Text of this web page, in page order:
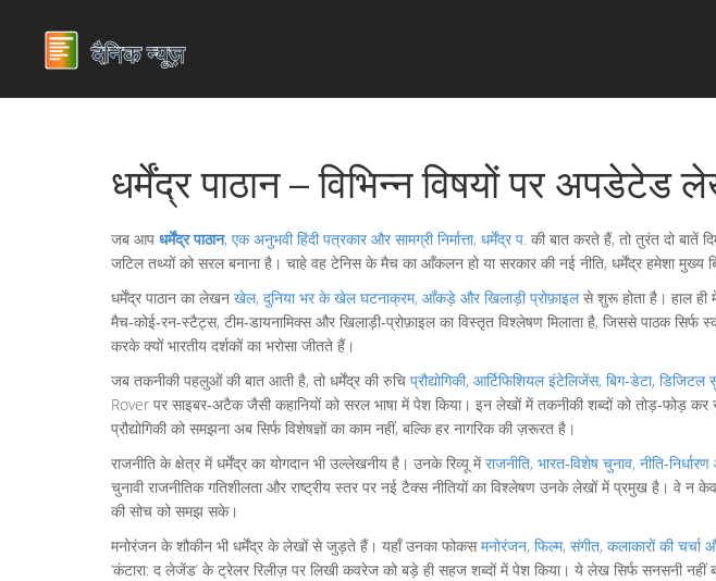
धर्मेंद्र पाठान – विभिन्न विषयों पर अपडेटेड
जब आप धर्मेंद्र पाठान, एक अनुभवी हिंदी पत्रकार और सामग्री निर्मात्ता, धर्मेंद्र प. की बात करते हैं, तो तुरंत दो बातें
जटिल तथ्यों को सरल बनाना है। चाहे वह टेनिस के मैच का आँकलन हो या सरकार की नई नीति, धर्मेंद्र हमेशा मुख्य
धर्मेंद्र पाठान का लेखन खेल, दुनिया भर के खेल घटनाक्रम, आँकड़े और खिलाड़ी प्रोफ़ाइलसे शुरू होता है। हाल ही
मैच‑कोई‑रन‑स्टैट्स, टीम‑डायनामिक्स और खिलाड़ी‑प्रोफ़ाइल का विस्तृत विश्लेषण मिलाता है, जिससे पाठक
करके क्यों भारतीय दर्शकों का भरोसा जीतते हैं।
जब तकनीकी पहलुओं की बात आती है, तो धर्मेंद्र की रुचि प्रौद्योगिकी, आर्टिफिशियल इंटेलिजेंस, बिग‑डेटा, डिजिटल
Rover पर साइबर‑अटैक जैसी कहानियों को सरल भाषा में पेश किया। इन लेखों में तकनीकी शब्दों को तोड़‑फोड़
प्रौद्योगिकी को समझना अब सिर्फ विशेषज्ञों का काम नहीं, बल्कि हर नागरिक की ज़रूरत है।
राजनीति के क्षेत्र में धर्मेंद्र का योगदान भी उल्लेखनीय है। उनके रिव्यू मेंराजनीति, भारत‑विशेष चुनाव,
चुनावी राजनीतिक गतिशीलता और राष्ट्रीय स्तर पर नई टैक्स नीतियों का विश्लेषण उनके लेखों में प्रमुख है। वे न
की सोच को समझ सके।
मनोरंजन के शौकीन भी धर्मेंद्र के लेखों से जुड़ते हैं। यहाँ उनका फोकसमनोरंजन, फिल्म, संगीत, कलाकारों की
‘कंटारा: द लेजेंड’ के ट्रेलर रिलीज़ पर लिखी कवरेज को बड़े ही सहज शब्दों में पेश किया। ये लेख सिर्फ सनसनी